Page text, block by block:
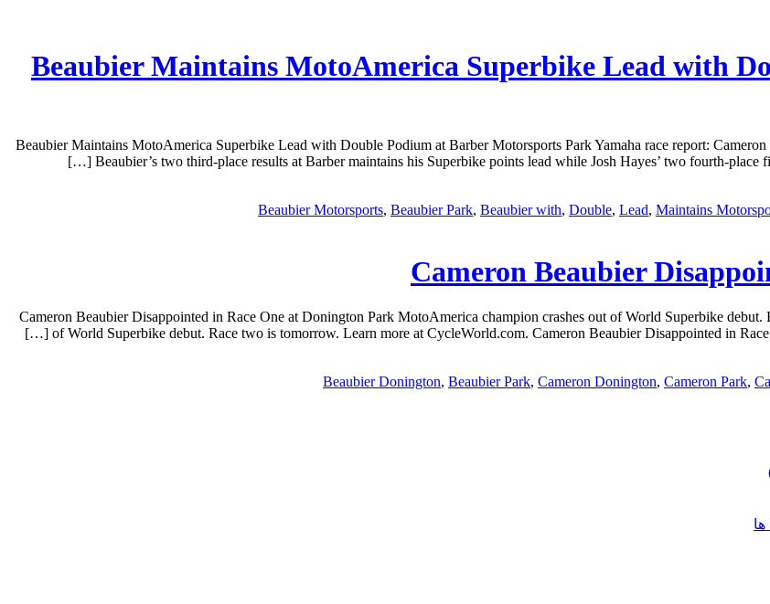
Beaubier Maintains MotoAmerica Superbike Lead with
Beaubier Maintains MotoAmerica Superbike Lead with Double Podium at Barber Motorsports Park Yamaha race report:
Beaubier’s two third-place results at Barber maintains his Superbike points lead while Josh Hayes’ two fourth-place
Beaubier Motorsports, Beaubier Park, Beaubier with, Double, Lead, Maintains
Cameron Beaubier
Cameron Beaubier Disappointed in Race One at Donington Park MotoAmerica champion crashes out of World Superbike
of World Superbike debut. Race two is tomorrow. Learn more at CycleWorld.com. Cameron Beaubier Disappointed in
Beaubier Donington, Beaubier Park, Cameron Donington, Cameron Park,